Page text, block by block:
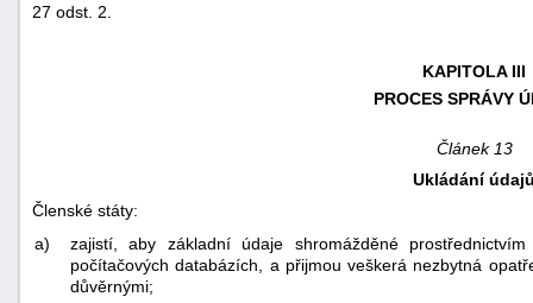
27 odst. 2.
KAPITOLA III
PROCES SPRÁVY
Článek 13
Ukládání
Členské státy:
a)
zajistí, aby základní údaje shromážděné
počítačových databázích, a přijmou veškerá nezbytná
důvěrnými;